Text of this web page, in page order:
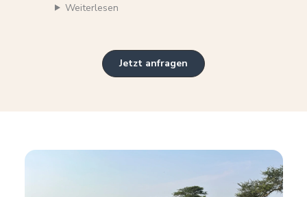
Weiterlesen
Jetzt anfragen